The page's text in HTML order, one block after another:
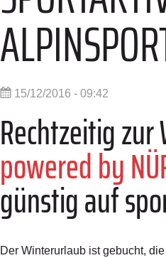
15/12/2016 - 09:42
Rechtzeitig
powered by
günstig auf
Der Winterurlaub ist gebucht,